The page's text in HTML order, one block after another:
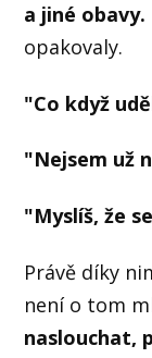
a jiné obavy.
opakovaly.
"Co když
"Nejsem už
"Myslíš, že
Právě díky
není o tom
naslouchat,